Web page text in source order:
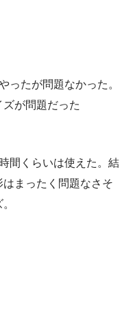
ったが問題なかった。
が問題だった
間くらいは使えた。結
まったく問題なさそ